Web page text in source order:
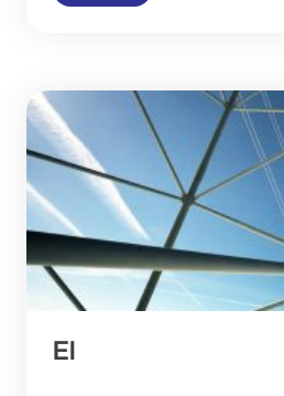
El